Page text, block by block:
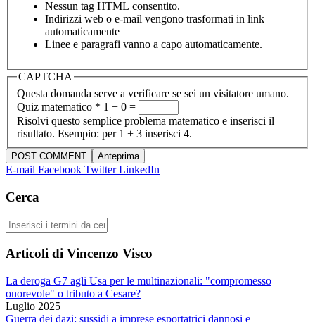
Nessun tag HTML consentito.
Indirizzi web o e-mail vengono trasformati in link
automaticamente
Linee e paragrafi vanno a capo automaticamente.
CAPTCHA
Questa domanda serve a verificare se sei un visitatore umano.
Quiz matematico * 1 + 0 =
Risolvi questo semplice problema matematico e inserisci il
risultato. Esempio: per 1 + 3 inserisci 4.
E-mail Facebook TwitterLinkedIn
Cerca
Cerca
Articoli di Vincenzo Visco
La deroga G7 agli Usa per le multinazionali: "compromesso
onorevole" o tributo a Cesare?
Luglio 2025
Guerra dei dazi: sussidi a imprese esportatrici dannosi e